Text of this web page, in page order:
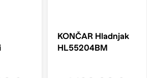
KONČAR Hladnjak
HL55204BM